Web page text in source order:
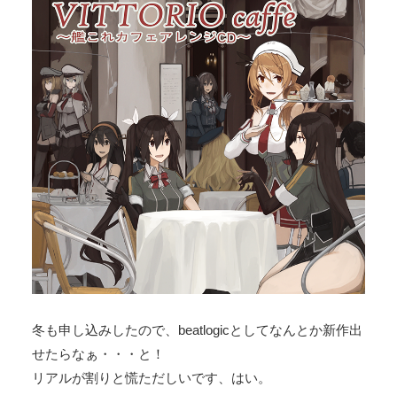
冬も申し込みしたので、beatlogicとしてなんとか新作出
せたらなぁ・・・と！
リアルが割りと慌ただしいです、はい。